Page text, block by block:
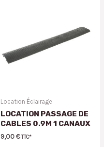
Location Éclairage
LOCATION PASSAGE DE
CABLES 0.9M 1 CANAUX
9,00€ TTC*